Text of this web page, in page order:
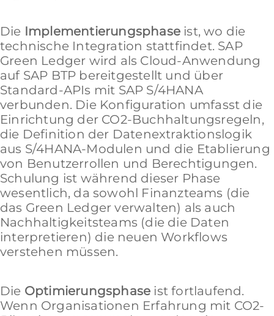
Die Implementierungsphase ist, wo die
technische Integration stattfindet. SAP
Green Ledger wird als Cloud-Anwendung
auf SAP BTP bereitgestellt und über
Standard-APIs mit SAP S/4HANA
verbunden. Die Konfiguration umfasst die
Einrichtung der CO2-Buchhaltungsregeln,
die Definition der Datenextraktionslogik
aus S/4HANA-Modulen und die Etablierung
von Benutzerrollen und Berechtigungen.
Schulung ist während dieser Phase
wesentlich, da sowohl Finanzteams (die
das Green Ledger verwalten) als auch
Nachhaltigkeitsteams (die die Daten
interpretieren) die neuen Workflows
verstehen müssen.
Die Optimierungsphase ist fortlaufend.
Wenn Organisationen Erfahrung mit CO2-